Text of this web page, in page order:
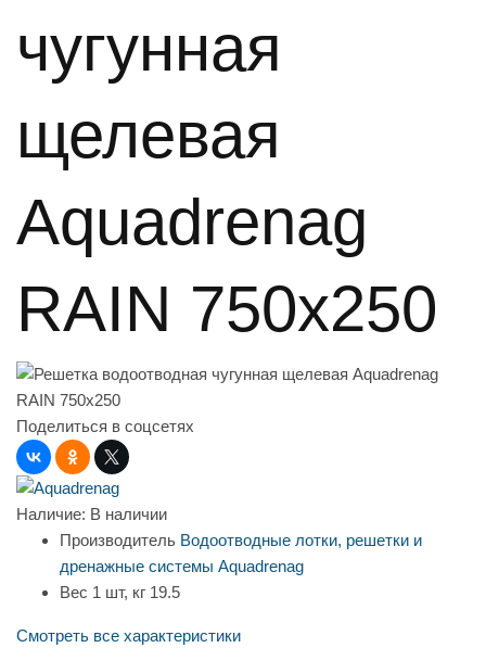
чугунная
щелевая
Aquadrenag
RAIN 750х250
Поделиться в соцсетях
Наличие: В наличии
Производитель Водоотводные лотки, решетки и
дренажные системы Aquadrenag
Вес 1 шт, кг 19.5
Смотреть все характеристики